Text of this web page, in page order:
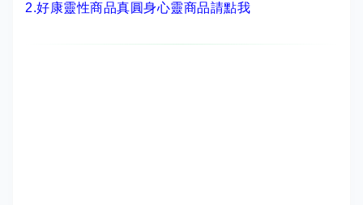
2.好康靈性商品真圓身心靈商品請點我